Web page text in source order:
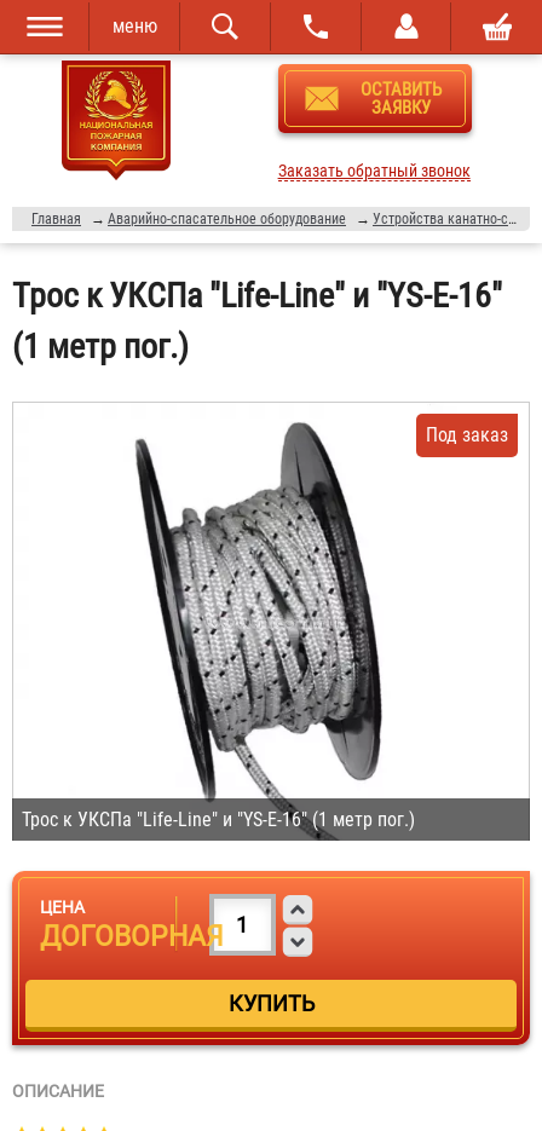
Перейти к
основному
содержанию
Skip to
navigation
меню
ОСТАВИТЬ
ЗАЯВКУ
Заказать обратный звонок
Главная → Аварийно-спасательное оборудование → Устройства канатно-спусковые автоматические
Трос к УКСПа "Life-Line" и "YS-E-16"
(1 метр пог.)
Трос к УКСПа "Life-Line" и "YS-E-16" (1 метр пог.)
Под заказ
ЦЕНА
ДОГОВОРНАЯ
ОПИСАНИЕ